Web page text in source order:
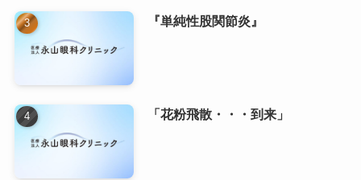
『単純性股関節炎』
「花粉飛散・・・到来」